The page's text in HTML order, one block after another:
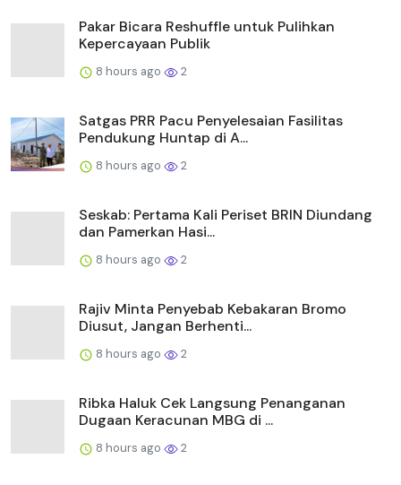
Pakar Bicara Reshuffle untuk Pulihkan
Kepercayaan Publik
8 hours ago 2
Satgas PRR Pacu Penyelesaian Fasilitas
Pendukung Huntap di A...
8 hours ago 2
Seskab: Pertama Kali Periset BRIN Diundang
dan Pamerkan Hasi...
8 hours ago 2
Rajiv Minta Penyebab Kebakaran Bromo
Diusut, Jangan Berhenti...
8 hours ago 2
Ribka Haluk Cek Langsung Penanganan
Dugaan Keracunan MBG di ...
8 hours ago 2